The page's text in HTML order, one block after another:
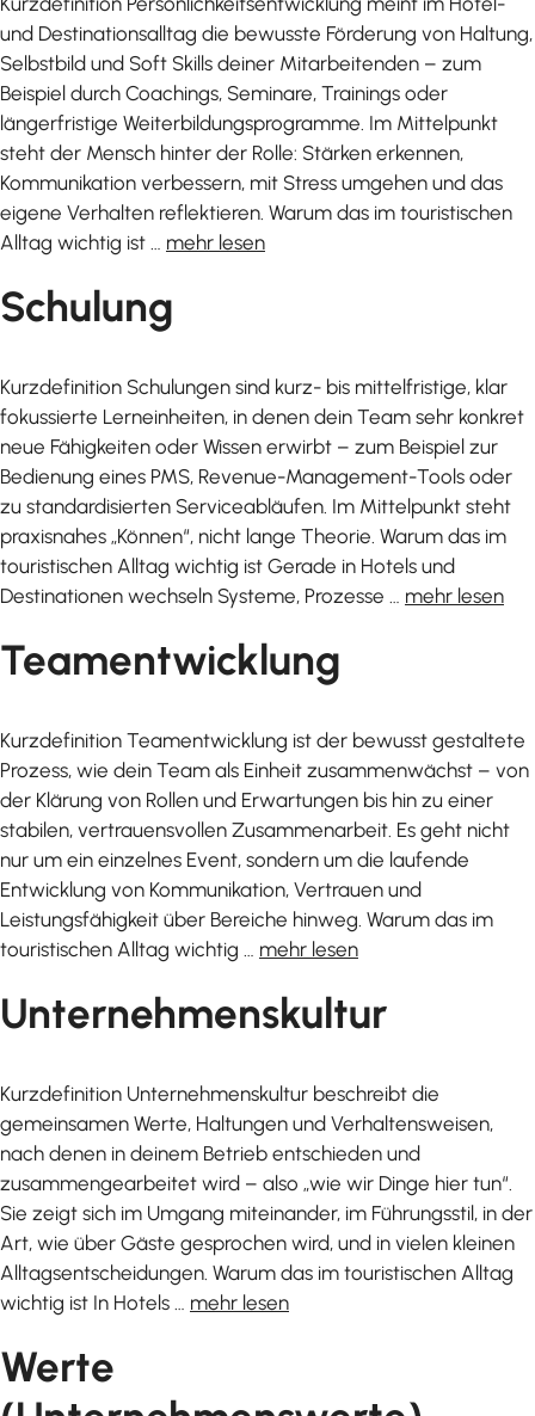
und Destinationsalltag die bewusste Förderung von Haltung,
Selbstbild und Soft Skills deiner Mitarbeitenden – zum
Beispiel durch Coachings, Seminare, Trainings oder
längerfristige Weiterbildungsprogramme. Im Mittelpunkt
steht der Mensch hinter der Rolle: Stärken erkennen,
Kommunikation verbessern, mit Stress umgehen und das
eigene Verhalten reflektieren. Warum das im touristischen
Alltag wichtig ist … mehr lesen
Schulung
Kurzdefinition Schulungen sind kurz- bis mittelfristige, klar
fokussierte Lerneinheiten, in denen dein Team sehr konkret
neue Fähigkeiten oder Wissen erwirbt – zum Beispiel zur
Bedienung eines PMS, Revenue-Management-Tools oder
zu standardisierten Serviceabläufen. Im Mittelpunkt steht
praxisnahes „Können“, nicht lange Theorie. Warum das im
touristischen Alltag wichtig ist Gerade in Hotels und
Destinationen wechseln Systeme, Prozesse … mehr lesen
Teamentwicklung
Kurzdefinition Teamentwicklung ist der bewusst gestaltete
Prozess, wie dein Team als Einheit zusammenwächst – von
der Klärung von Rollen und Erwartungen bis hin zu einer
stabilen, vertrauensvollen Zusammenarbeit. Es geht nicht
nur um ein einzelnes Event, sondern um die laufende
Entwicklung von Kommunikation, Vertrauen und
Leistungsfähigkeit über Bereiche hinweg. Warum das im
touristischen Alltag wichtig … mehr lesen
Unternehmenskultur
Kurzdefinition Unternehmenskultur beschreibt die
gemeinsamen Werte, Haltungen und Verhaltensweisen,
nach denen in deinem Betrieb entschieden und
zusammengearbeitet wird – also „wie wir Dinge hier tun“.
Sie zeigt sich im Umgang miteinander, im Führungsstil, in der
Art, wie über Gäste gesprochen wird, und in vielen kleinen
Alltagsentscheidungen. Warum das im touristischen Alltag
wichtig ist In Hotels … mehr lesen
Werte